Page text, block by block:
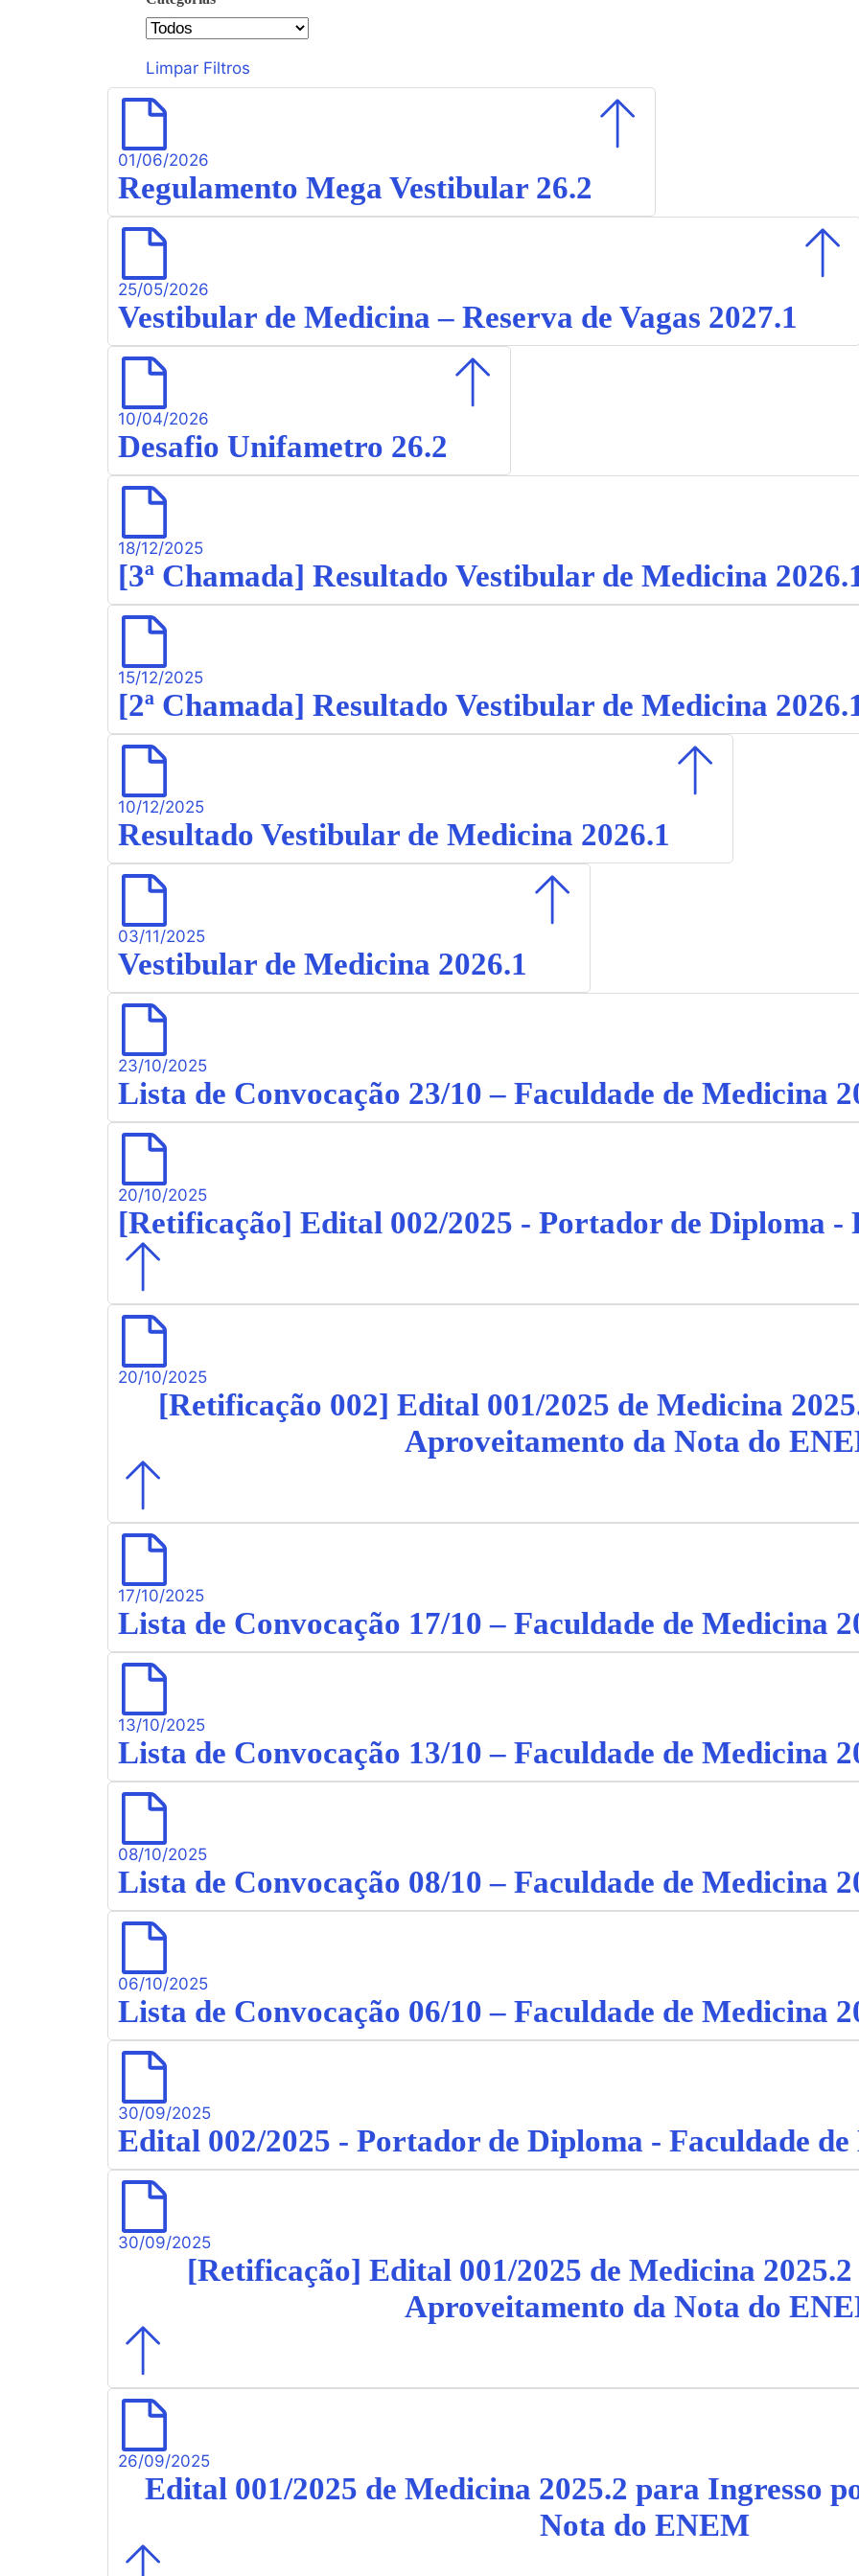
Categorias
Limpar Filtros
01/06/2026
Regulamento Mega Vestibular 26.2
25/05/2026
Vestibular de Medicina – Reserva de Vagas 2027.1
10/04/2026
Desafio Unifametro 26.2
18/12/2025
[3ª Chamada] Resultado Vestibular de Medicina
15/12/2025
[2ª Chamada] Resultado Vestibular de Medicina
10/12/2025
Resultado Vestibular de Medicina 2026.1
03/11/2025
Vestibular de Medicina 2026.1
23/10/2025
Lista de Convocação 23/10 – Faculdade de Medicina
20/10/2025
[Retificação] Edital 002/2025 - Portador de Diploma -
20/10/2025
[Retificação 002] Edital 001/2025 de Medicina
Aproveitamento da Nota do
17/10/2025
Lista de Convocação 17/10 – Faculdade de Medicina
13/10/2025
Lista de Convocação 13/10 – Faculdade de Medicina
08/10/2025
Lista de Convocação 08/10 – Faculdade de Medicina
06/10/2025
Lista de Convocação 06/10 – Faculdade de Medicina
30/09/2025
Edital 002/2025 - Portador de Diploma - Faculdade
30/09/2025
[Retificação] Edital 001/2025 de Medicina
Aproveitamento da Nota do
26/09/2025
Edital 001/2025 de Medicina 2025.2 para Ingresso
Nota do ENEM